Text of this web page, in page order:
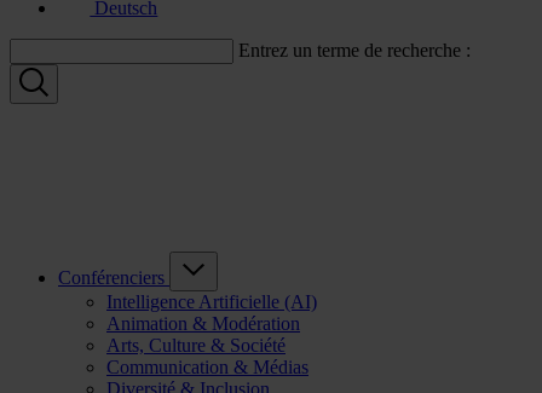
Deutsch
Entrez un terme de recherche :
Conférenciers
Intelligence Artificielle (AI)
Animation & Modération
Arts, Culture & Société
Communication & Médias
Diversité & Inclusion